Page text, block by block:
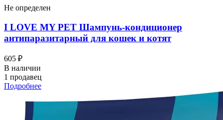
Не определен
I LOVЕ MY PET Шампунь-кондиционер
антипаразитарный для кошек и котят
605 ₽
В наличии
1 продавец
Подробнее